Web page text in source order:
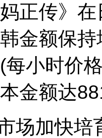
正传》
金额保
每小时价
金额达
场加快培